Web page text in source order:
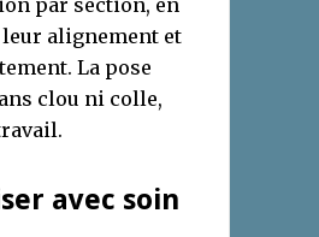
par section, en
alignement et
La pose
clou ni colle,
avec soin